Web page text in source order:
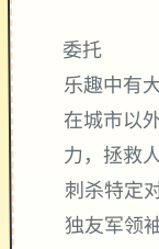
委托
乐趣中有
在城市以
力，拯救
刺杀特定
独友军领